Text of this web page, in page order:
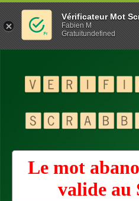
Le mot
valide au
Vérificateur Mot
Fabien M
Gratuitundefined